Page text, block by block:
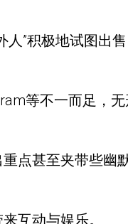
”积极地试图出
等不一而足，
点甚至夹带些
互动与娱乐。